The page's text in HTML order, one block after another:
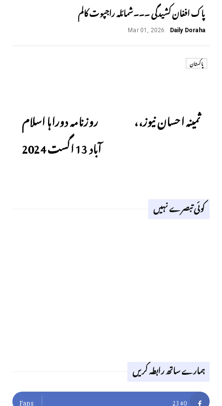
پاک افغان کشیدگی ۔۔۔شمائلہ راجپوت کالم
Daily Doraha
Mar 01, 2026
پاکستان
ثمینہ احسان نیوز،،
روزنامہ دوراہا اسلام
آباد 13 اگست 2024
کوئی تبصرے نہیں
ہمارے ساتھ رابطہ کریں
2340
Fans